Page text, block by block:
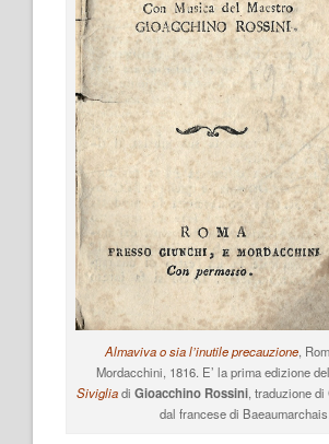
Almaviva o sia l’inutile precauzione,
Mordacchini, 1816. E’ la prima edizione del
Sivigliadi Gioacchino Rossini, traduzione
dal francese di Baeaumarchais.